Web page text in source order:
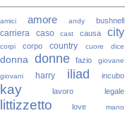
amici amore andy bushnell
carriera caso cast causa city
corpi corpo country cuore dice
donna donne fazio
giovane
giovani
harry iliad incubo
kay lavoro legale
littizzetto love
mano